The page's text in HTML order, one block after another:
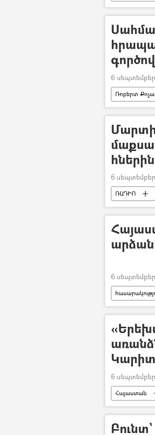
ՀՀ
հայ
6
Ռոբերտ
«Մարտի 1–ի»
6
ՌԱԴԻՈ
մաքսատուրք
6
ՀՀ
6
Հայաստան
«Հայկական